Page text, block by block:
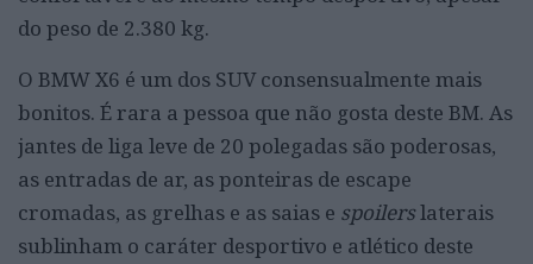
do peso de 2.380 kg.
O BMW X6 é um dos SUV consensualmente mais
bonitos. É rara a pessoa que não gosta deste BM. As
jantes de liga leve de 20 polegadas são poderosas,
as entradas de ar, as ponteiras de escape
cromadas, as grelhas e as saias e spoilerslaterais
sublinham o caráter desportivo e atlético deste